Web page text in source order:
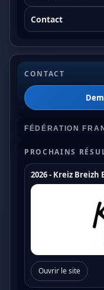
Contact
CONTACT
FÉDÉRATION
Championnats de
Coupe de France
Coupe de France
Coupe de France
Coupe de France N3
PROCHAINS
2026 - Kreiz Breizh
Ouvrir le site